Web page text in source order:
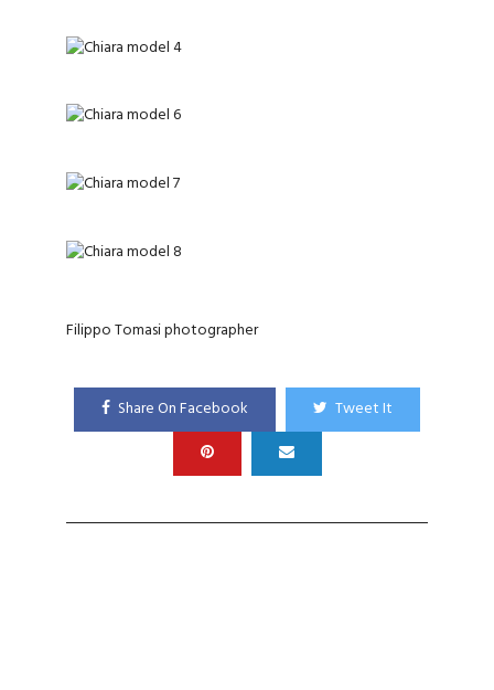
Filippo Tomasi photographer
Share On Facebook Tweet It